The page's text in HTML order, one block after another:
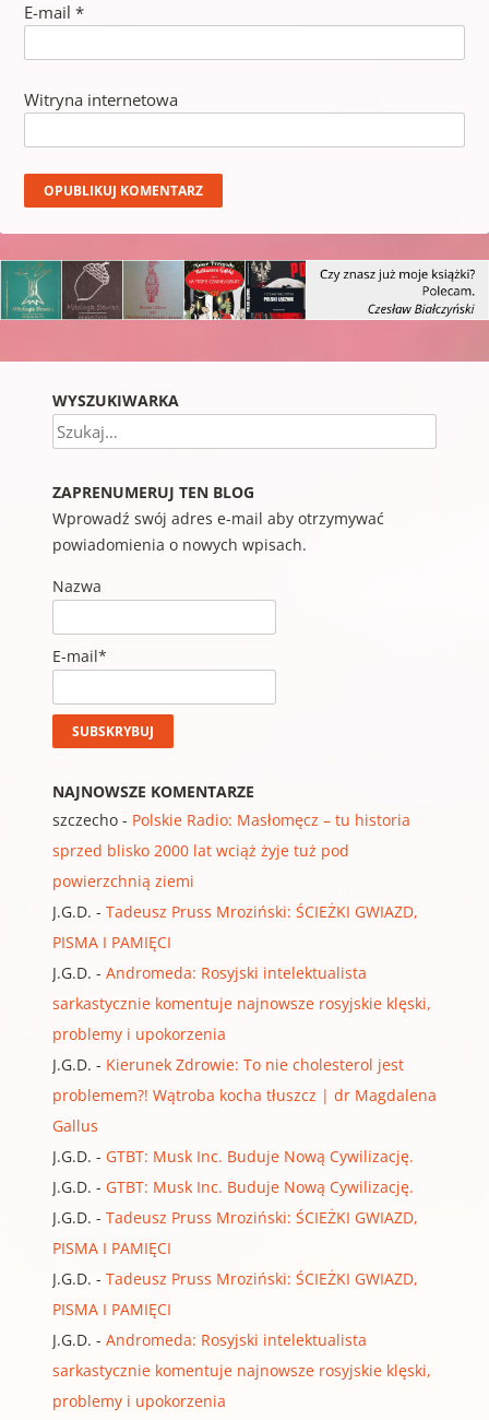
E-mail *
Witryna internetowa
WYSZUKIWARKA
Szukaj
ZAPRENUMERUJ TEN BLOG
Wprowadź swój adres e-mail aby otrzymywać
powiadomienia o nowych wpisach.
Nazwa
E-mail*
NAJNOWSZE KOMENTARZE
szczecho- Polskie Radio: Masłomęcz – tu historia
sprzed blisko 2000 lat wciąż żyje tuż pod
powierzchnią ziemi
J.G.D. - Tadeusz Pruss Mroziński: ŚCIEŻKI GWIAZD,
PISMA I PAMIĘCI
J.G.D. - Andromeda: Rosyjski intelektualista
sarkastycznie komentuje najnowsze rosyjskie klęski,
problemy i upokorzenia
J.G.D. - Kierunek Zdrowie: To nie cholesterol jest
problemem?! Wątroba kocha tłuszcz | dr Magdalena
Gallus
J.G.D. - GTBT: Musk Inc. Buduje Nową Cywilizację.
J.G.D. - GTBT: Musk Inc. Buduje Nową Cywilizację.
J.G.D. - Tadeusz Pruss Mroziński: ŚCIEŻKI GWIAZD,
PISMA I PAMIĘCI
J.G.D. - Tadeusz Pruss Mroziński: ŚCIEŻKI GWIAZD,
PISMA I PAMIĘCI
J.G.D. - Andromeda: Rosyjski intelektualista
sarkastycznie komentuje najnowsze rosyjskie klęski,
problemy i upokorzenia